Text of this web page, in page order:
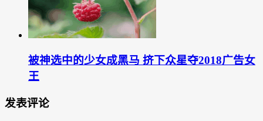
被神选中的少女成黑马 挤下众星夺2018广告女
王
发表评论